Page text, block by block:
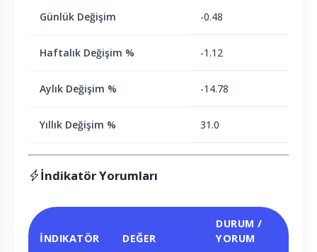
Günlük Değişim -0.48
Haftalık Değişim % -1.12
Aylık Değişim % -14.78
Yıllık Değişim % 31.0
İndikatör Yorumları
İNDIKATÖR DEĞER
DURUM /
YORUM